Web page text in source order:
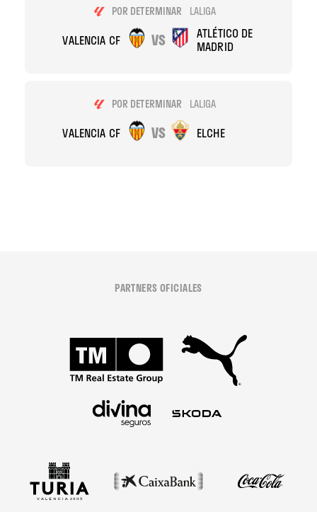
POR DETERMINAR LALIGA
VALENCIA CF VS ATLÉTICO DE
MADRID
POR DETERMINAR LALIGA
VALENCIA CF VS ELCHE
PARTNERS OFICIALES